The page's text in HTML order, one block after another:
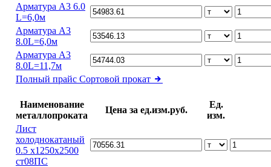
Арматура А3 6.0
L=6,0м
Арматура А3
8.0L=6,0м
Арматура А3
8.0L=11,7м
Полный прайс Сортовой прокат
Наименование
металлопроката
Цена за ед.изм.руб.
Ед.
изм.
Лист
холоднокатаный
0.5 х1250х2500
ст08ПС